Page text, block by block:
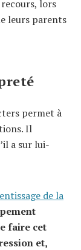
lors
leurs parents
permet à
Il
a sur lui-
de la
faire cet
et,